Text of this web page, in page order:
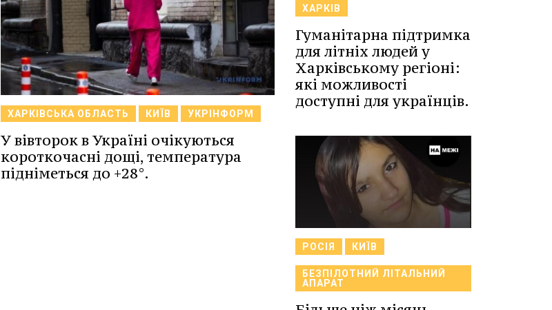
ХАРКІВСЬКА ОБЛАСТЬ КИЇВ УКРІНФОРМ
У вівторок в Україні очікуються
короткочасні дощі, температура
підніметься до +28°.
ХАРКІВ
Гуманітарна підтримка
для літніх людей у
Харківському регіоні:
які можливості
доступні для українців.
РОСІЯ КИЇВ
БЕЗПІЛОТНИЙ ЛІТАЛЬНИЙ
АПАРАТ